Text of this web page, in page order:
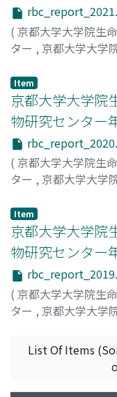
( 京都大学大学院生
ター , 京都大学大学
京都大学大学院生命
ー;Radiation
Item
京都大学大学院
物研究センター
( 京都大学大学院生
ター , 京都大学大学
京都大学大学院生命
ー;Radiation
Item
京都大学大学院
物研究センター
( 京都大学大学院生
ター , 京都大学大学
京都大学大学院生
Radiation
List Of Items